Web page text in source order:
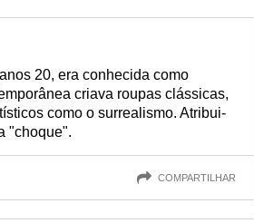
20, era conhecida como
criava roupas clássicas,
como o surrealismo. Atribui-
"choque".
COMPARTILHAR